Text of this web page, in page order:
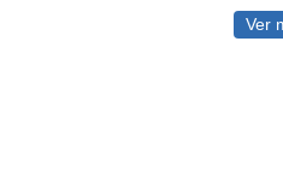
Ver